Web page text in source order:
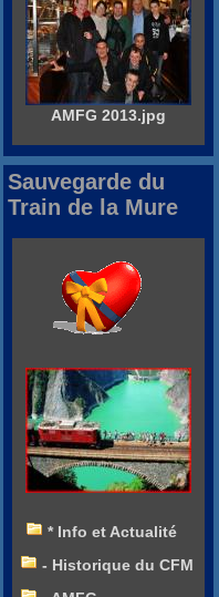
AMFG 2013.jpg
Sauvegarde du
Train de la Mure
* Info et Actualité
- Historique du CFM